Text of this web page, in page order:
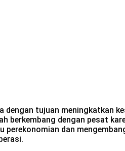
tujuan meningkatkan
berkembang dengan pesat
dan